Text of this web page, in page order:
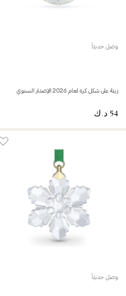
وصل حديثاً
زينة على شكل كرة لعام 2026 الإصدار السنوي
وصل حديثاً